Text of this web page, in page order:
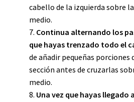
cabello de la izquierda sobre
medio.
7. Continua alternando los
que hayas trenzado todo el
de añadir pequeñas porciones
sección antes de cruzarlas
medio.
8. Una vez que hayas llegado